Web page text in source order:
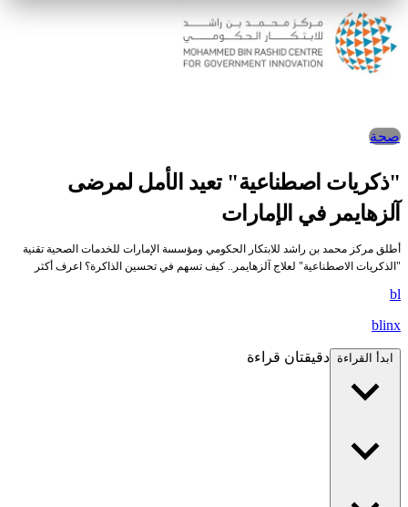
صحة
"ذكريات اصطناعية" تعيد الأمل لمرضى
آلزهايمر في الإمارات
أطلق مركز محمد بن راشد للابتكار الحكومي ومؤسسة الإمارات للخدمات الصحية تقنية
"الذكريات الاصطناعية" لعلاج آلزهايمر.. كيف تسهم في تحسين الذاكرة؟ اعرف أكثر
bl
blinx
ابدأ القراءة دقيقتان قراءة